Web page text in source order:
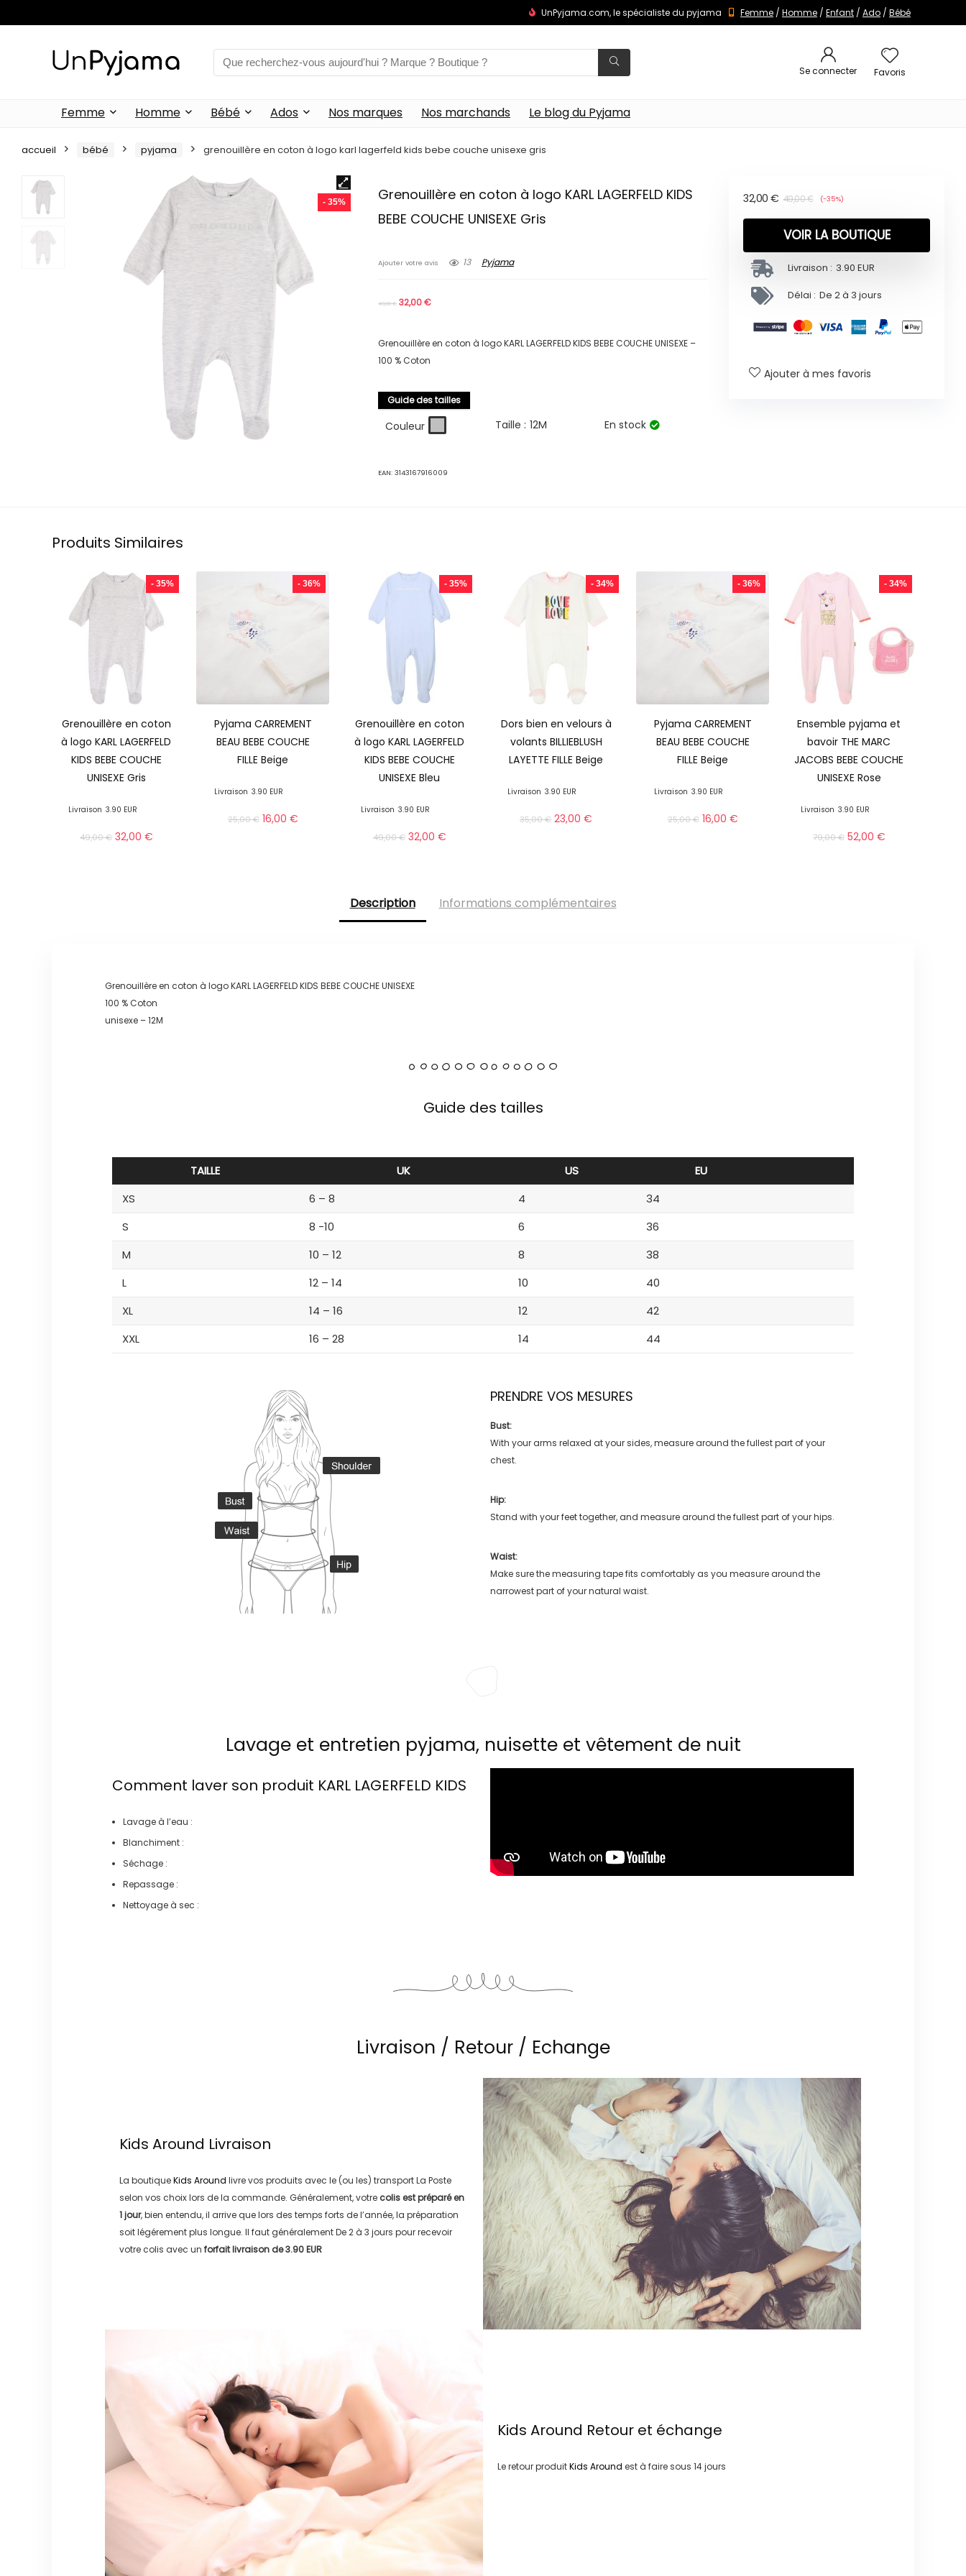
UnPyjama.com, le spécialiste du pyjama Femme / Homme / Enfant / Ado / Bébé
Se connecter Favoris
Femme Homme Bébé Ados Nos marques Nos marchands Le blog du Pyjama
accueil bébé pyjama grenouillère en coton à logo karl lagerfeld kids bebe couche unisexe gris
- 35%
Grenouillère en coton à logo KARL LAGERFELD KIDS
BEBE COUCHE UNISEXE Gris
Ajouter votre avis 13 Pyjama
49,00€ 32,00€
Grenouillère en coton à logo KARL LAGERFELD KIDS BEBE COUCHE UNISEXE –
100 % Coton
Guide des tailles
Couleur Taille : 12M En stock
EAN:3143167916009
49,00€
32,00 € (-35%)
VOIR LA BOUTIQUE
Livraison : 3.90 EUR
Délai : De 2 à 3 jours
Ajouter à mes favoris
Produits Similaires
- 35%
Grenouillère en coton
à logo KARL LAGERFELD
KIDS BEBE COUCHE
UNISEXE Gris
Livraison 3.90 EUR
49,00€ 32,00 €
- 36%
Pyjama CARREMENT
BEAU BEBE COUCHE
FILLE Beige
Livraison 3.90 EUR
25,00€ 16,00 €
- 35%
Grenouillère en coton
à logo KARL LAGERFELD
KIDS BEBE COUCHE
UNISEXE Bleu
Livraison 3.90 EUR
49,00€ 32,00 €
- 34%
Dors bien en velours à
volants BILLIEBLUSH
LAYETTE FILLE Beige
Livraison 3.90 EUR
35,00€ 23,00€
- 36%
Pyjama CARREMENT
BEAU BEBE COUCHE
FILLE Beige
Livraison 3.90 EUR
25,00€ 16,00 €
- 34%
Ensemble pyjama et
bavoir THE MARC
JACOBS BEBE COUCHE
UNISEXE Rose
Livraison 3.90 EUR
79,00€ 52,00 €
Description Informations complémentaires
Grenouillère en coton à logo KARL LAGERFELD KIDS BEBE COUCHE UNISEXE
100 % Coton
unisexe – 12M
Guide des tailles
TAILLE UK US
EU
XS
6 – 8 4
34
S
8 -10 6
36
M
10 – 12 8
38
L
12 – 14 10
40
XL
14 – 16 12
42
XXL
16 – 28 14 44
PRENDRE VOS MESURES
Bust:
With your arms relaxed at your sides, measure around the fullest part of your
chest.
Hip:
Stand with your feet together, and measure around the fullest part of your hips.
Waist:
Make sure the measuring tape fits comfortably as you measure around the
narrowest part of your natural waist.
Lavage et entretien pyjama, nuisette et vêtement de nuit
Comment laver son produit KARL LAGERFELD KIDS
Lavage à l’eau :
Blanchiment :
Séchage :
Repassage :
Nettoyage à sec :
Livraison / Retour / Echange
Kids Around Livraison
La boutiqueKids Around livre vos produits avec le (ou les) transportLa Poste
selon vos choix lors de la commande. Généralement, votre colis est préparé en
1 jour, bien entendu, il arrive que lors des temps forts de l’année, la préparation
soit légérement plus longue. Il faut généralementDe 2 à 3 jours pour recevoir
votre colis avec un forfait livraison de3.90 EUR
Kids Around Retour et échange
Le retour produitKids Around est à faire sous 14 jours